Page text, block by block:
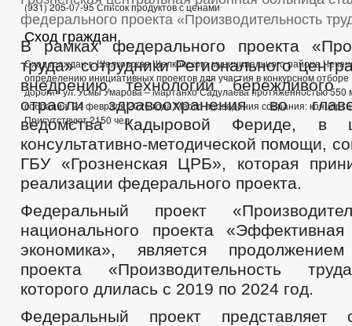
(931) 205-07-95 Список продуктов с ценами
Сход граждан
Сход граждан г. Шелковская Шелковского муниципального района
определению инициативных проектов для участия в конкурсном
дороги» ул. Усмы Умарова – Мартанхо Садулаева протяженностью 550
собрания: 24 февраля 2026 года Место проведения собрания:
Присутствуют 2150 чел.
федерального проекта «Производительность
В рамках федерального проекта
труда» сотрудники Регионального
внедрению технологий бережливого
отрасли здравоохранения во
ведомства Кадыровой Фериде, в
консультативно-методической помощи,
ГБУ «Грозненская ЦРБ», которая
реализации федерального проекта.
Федеральный проект
национального проекта
экономика», является продолжением
проекта «Производительность
которого длилась с 2019 по 2024 год.
Федеральный проект представляет